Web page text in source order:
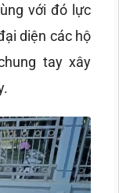
với đó lực
diện các hộ
tay xây